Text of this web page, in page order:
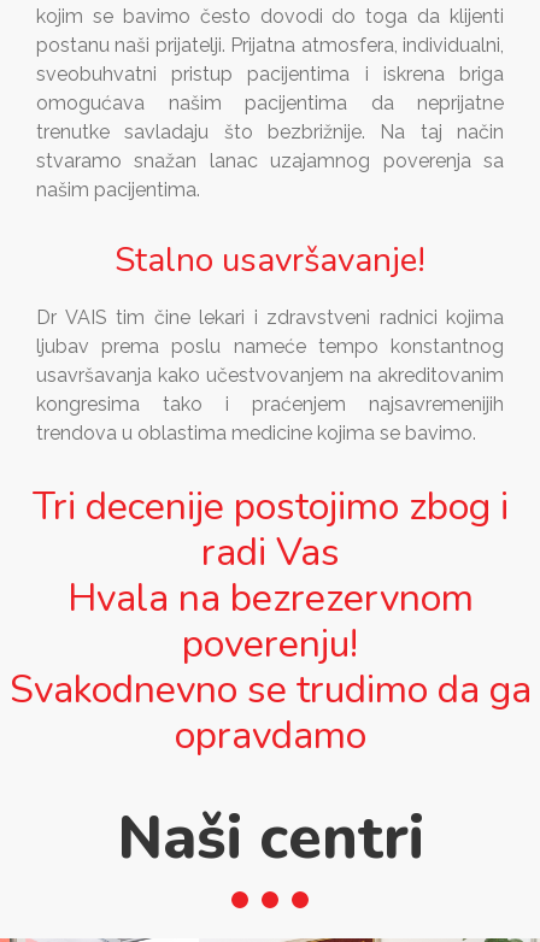
kojim se bavimo često dovodi do toga da klijenti
postanu naši prijatelji. Prijatna atmosfera, individualni,
sveobuhvatni pristup pacijentima i iskrena briga
omogućava našim pacijentima da neprijatne
trenutke savladaju što bezbrižnije. Na taj način
stvaramo snažan lanac uzajamnog poverenja sa
našim pacijentima.
Stalno usavršavanje!
Dr VAIS tim čine lekari i zdravstveni radnici kojima
ljubav prema poslu nameće tempo konstantnog
usavršavanja kako učestvovanjem na akreditovanim
kongresima tako i praćenjem najsavremenijih
trendova u oblastima medicine kojima se bavimo.
Tri decenije postojimo zbog i
radi Vas
Hvala na bezrezervnom
poverenju!
Svakodnevno se trudimo da ga
opravdamo
Naši centri